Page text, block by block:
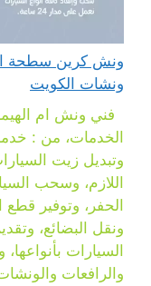
ونشات الكويت
فني ونش ام
الخدمات، من : خدمة
وتبديل زيت
اللازم، وسحب
الحفر، وتوفير قطع
ونقل البضائع،
السيارات
والرافعات